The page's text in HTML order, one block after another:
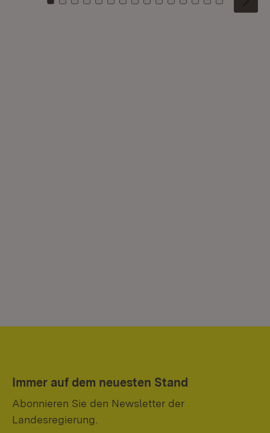
Zu Kachel: 0
Zu Kachel: 1
Zu Kachel: 2
Zu Kachel: 3
Zu Kachel: 4
Zu Kachel: 5
Zu Kachel: 6
Zu Kachel: 7
Zu Kachel: 8
Zu Kachel: 9
Zu Kachel: 10
Zu Kachel: 11
Zu Kachel: 12
Zu Kachel:
Zu
Immer auf dem neuesten Stand
Abonnieren Sie den Newsletter der
Landesregierung.